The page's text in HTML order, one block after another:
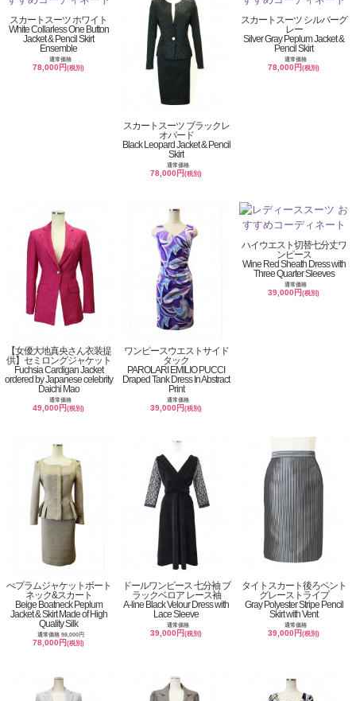
スカートスーツ ホワイト
White Collarless One Button
Jacket & Pencil Skirt
Ensemble
通常価格
78,000円(税別)
スカートスーツ ブラックレ
オパード
Black Leopard Jacket & Pencil
Skirt
通常価格
78,000円(税別)
スカートスーツ シルバーグ
レー
Silver Gray Peplum Jacket &
Pencil Skirt
通常価格
78,000円(税別)
【女優大地真央さん衣装提
供】セミロングジャケット
Fuchsia Cardigan Jacket
ordered by Japanese celebrity
Daichi Mao
通常価格
49,000円(税別)
ワンピースウエストサイド
タック
PAROLARI EMILIO PUCCI
Draped Tank Dress In Abstract
Print
通常価格
39,000円(税別)
ハイウエスト切替七分丈ワ
ンピース
Wine Red Sheath Dress with
Three Quarter Sleeves
通常価格
39,000円(税別)
ぺプラムジャケットボート
ネック&スカート
Beige Boatneck Peplum
Jacket & Skirt Made of High
Quality Silk
通常価格 98,000円
78,000円(税別)
ドールワンピース 七分袖 ブ
ラックベロア レース袖
A-line Black Velour Dress with
Lace Sleeve
通常価格
39,000円(税別)
タイトスカート後ろベント
グレーストライプ
Gray Polyester Stripe Pencil
Skirt with Vent
通常価格
39,000円(税別)